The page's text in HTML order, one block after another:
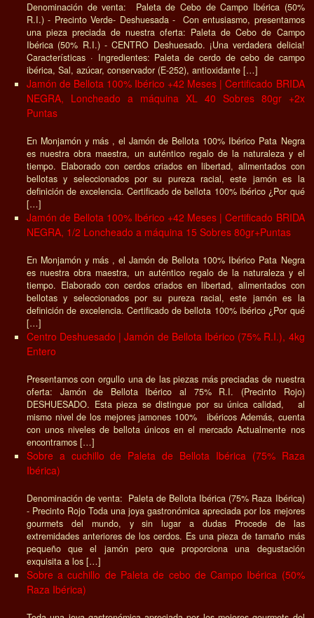
Denominación de venta: Paleta de Cebo de Campo Ibérica (50%
R.I.) - Precinto Verde- Deshuesada - Con entusiasmo, presentamos
una pieza preciada de nuestra oferta: Paleta de Cebo de Campo
Ibérica (50% R.I.) - CENTRO Deshuesado. ¡Una verdadera delicia!
Características · Ingredientes: Paleta de cerdo de cebo de campo
ibérica, Sal, azúcar, conservador (E-252), antioxidante […]
Jamón de Bellota 100% Ibérico +42 Meses | Certificado BRIDA
NEGRA, Loncheado a máquina XL 40 Sobres 80gr +2x
Puntas
En Monjamón y más , el Jamón de Bellota 100% Ibérico Pata Negra
es nuestra obra maestra, un auténtico regalo de la naturaleza y el
tiempo. Elaborado con cerdos criados en libertad, alimentados con
bellotas y seleccionados por su pureza racial, este jamón es la
definición de excelencia. Certificado de bellota 100% ibérico ¿Por qué
[…]
Jamón de Bellota 100% Ibérico +42 Meses | Certificado BRIDA
NEGRA, 1/2 Loncheado a máquina 15 Sobres 80gr+Puntas
En Monjamón y más , el Jamón de Bellota 100% Ibérico Pata Negra
es nuestra obra maestra, un auténtico regalo de la naturaleza y el
tiempo. Elaborado con cerdos criados en libertad, alimentados con
bellotas y seleccionados por su pureza racial, este jamón es la
definición de excelencia. Certificado de bellota 100% ibérico ¿Por qué
[…]
Centro Deshuesado | Jamón de Bellota Ibérico (75% R.I.), 4kg
Entero
Presentamos con orgullo una de las piezas más preciadas de nuestra
oferta: Jamón de Bellota Ibérico al 75% R.I. (Precinto Rojo)
DESHUESADO. Esta pieza se distingue por su única calidad, al
mismo nivel de los mejores jamones 100% ibéricos Además, cuenta
con unos niveles de bellota únicos en el mercado Actualmente nos
encontramos […]
Sobre a cuchillo de Paleta de Bellota Ibérica (75% Raza
Ibérica)
Denominación de venta: Paleta de Bellota Ibérica (75% Raza Ibérica)
- Precinto Rojo Toda una joya gastronómica apreciada por los mejores
gourmets del mundo, y sin lugar a dudas Procede de las
extremidades anteriores de los cerdos. Es una pieza de tamaño más
pequeño que el jamón pero que proporciona una degustación
exquisita a los […]
Sobre a cuchillo de Paleta de cebo de Campo Ibérica (50%
Raza Ibérica)